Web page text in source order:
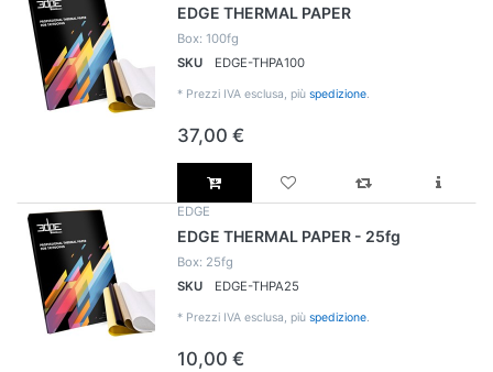
EDGE THERMAL PAPER
Box: 100fg
SKU
EDGE-THPA100
* Prezzi IVA esclusa, più spedizione.
37,00 €
EDGE
EDGE THERMAL PAPER - 25fg
Box: 25fg
SKU
EDGE-THPA25
* Prezzi IVA esclusa, più spedizione.
10,00 €